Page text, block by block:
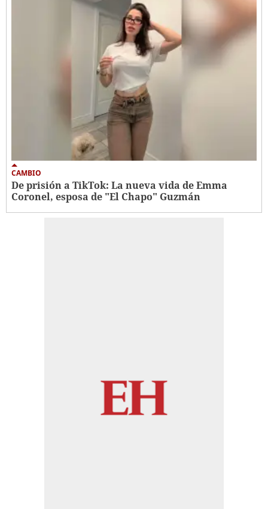
CAMBIO
De prisión a TikTok: La nueva vida de Emma
Coronel, esposa de "El Chapo" Guzmán